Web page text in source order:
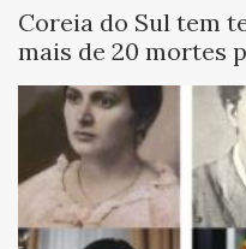
Coreia do Sul tem
mais de 20 mortes